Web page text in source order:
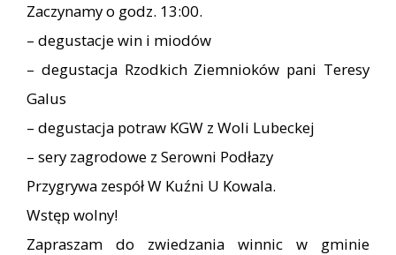
Zaczynamy o godz. 13:00.
– degustacje win i miodów
– degustacja Rzodkich Ziemnioków pani Teresy
Galus
– degustacja potraw KGW z Woli Lubeckej
– sery zagrodowe z Serowni Podłazy
Przygrywa zespół W Kuźni U Kowala.
Wstęp wolny!
Zapraszam do zwiedzania winnic w gminie